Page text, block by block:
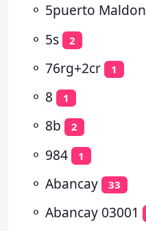
⚬ 5puerto
⚬ 5s 2
⚬ 76rg+2cr 1
⚬ 8 1
⚬ 8b 2
⚬ 984 1
⚬ Abancay 33
⚬ Abancay 03001